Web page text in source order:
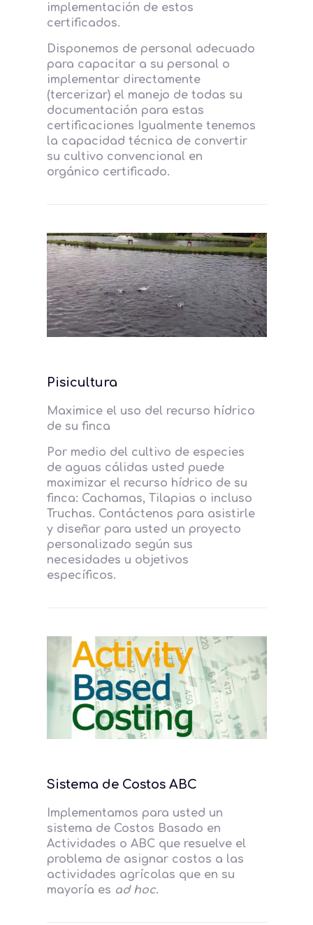
implementación de estos
certificados.
Disponemos de personal adecuado
para capacitar a su personal o
implementar directamente
(tercerizar) el manejo de todas su
documentación para estas
certificaciones Igualmente tenemos
la capacidad técnica de convertir
su cultivo convencional en
orgánico certificado.
Pisicultura
Maximice el uso del recurso hídrico
de su finca
Por medio del cultivo de especies
de aguas cálidas usted puede
maximizar el recurso hídrico de su
finca: Cachamas, Tilapias o incluso
Truchas. Contáctenos para asistirle
y diseñar para usted un proyecto
personalizado según sus
necesidades u objetivos
específicos.
Sistema de Costos ABC
Implementamos para usted un
sistema de Costos Basado en
Actividades o ABC que resuelve el
problema de asignar costos a las
actividades agrícolas que en su
mayoría es ad hoc.